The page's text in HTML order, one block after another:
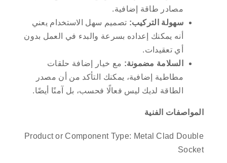
مصادر طاقة إضافية.
سهولة التركيب: تصميم سهل الاستخدام يعني
أنه يمكنك إعداده بسرعة والبدء في العمل بدون
أي تعقيدات.
السلامة مضمونة: مع خيار إضافة حلقات
مطاطية إضافية، يمكنك التأكد من أن مصدر
الطاقة لديك ليس فعالًا فحسب، بل آمنًا أيضًا.
المواصفات الفنية
Product or Component Type: Metal Clad Double
Socket